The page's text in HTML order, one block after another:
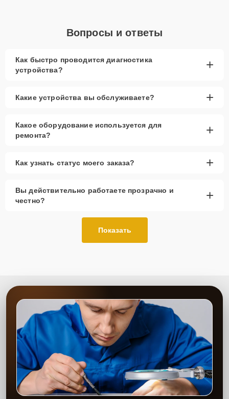
Вопросы и ответы
Как быстро проводится диагностика
устройства?
+
Какие устройства вы обслуживаете? +
Какое оборудование используется для
ремонта?
+
Как узнать статус моего заказа? +
Вы действительно работаете прозрачно и
честно?
+
Показать